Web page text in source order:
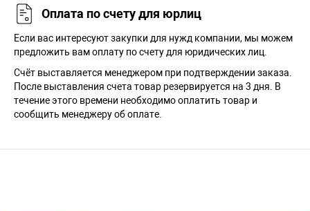
Оплата по счету для юрлиц
Если вас интересуют закупки для нужд компании, мы можем
предложить вам оплату по счету для юридических лиц.
Счёт выставляется менеджером при подтверждении заказа.
После выставления счета товар резервируется на 3 дня. В
течение этого времени необходимо оплатить товар и
сообщить менеджеру об оплате.